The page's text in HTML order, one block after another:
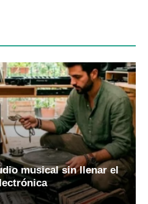
musical sin llenar el